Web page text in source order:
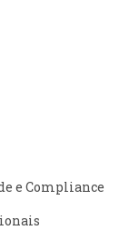
e Compliance